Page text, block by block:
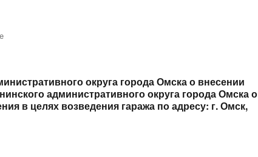
округа города Омска о внесении
административного округа города Омска о
в целях возведения гаража по адресу: г. Омск,